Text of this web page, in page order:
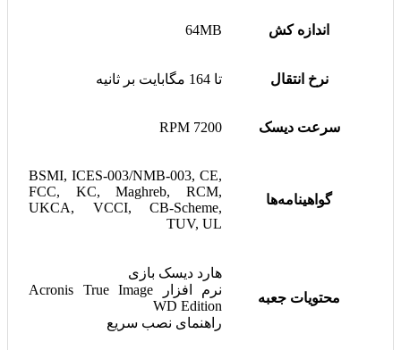
اندازه کش 64MB
نرخ انتقال تا 164 مگابایت بر ثانیه
سرعت دیسک 7200 RPM
گواهینامه‌ها
BSMI, ICES-003/NMB-003, CE,
FCC, KC, Maghreb, RCM,
UKCA, VCCI, CB-Scheme,
TUV, UL
محتویات جعبه
هارد دیسک بازی
نرم افزار Acronis True Image
WD Edition
راهنمای نصب سریع